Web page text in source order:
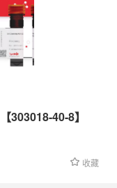
303018-40-8】
收藏